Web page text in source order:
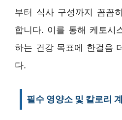
부터 식사 구성까지 꼼꼼
합니다. 이를 통해 케토시
하는 건강 목표에 한걸음
다.
필수 영양소 및 칼로리